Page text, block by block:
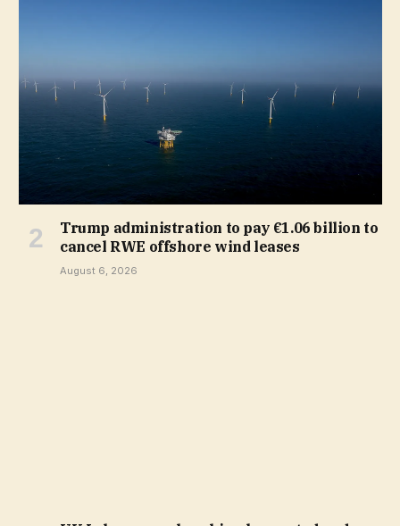
Trump administration to pay €1.06 billion to
cancel RWE offshore wind leases
August 6, 2026